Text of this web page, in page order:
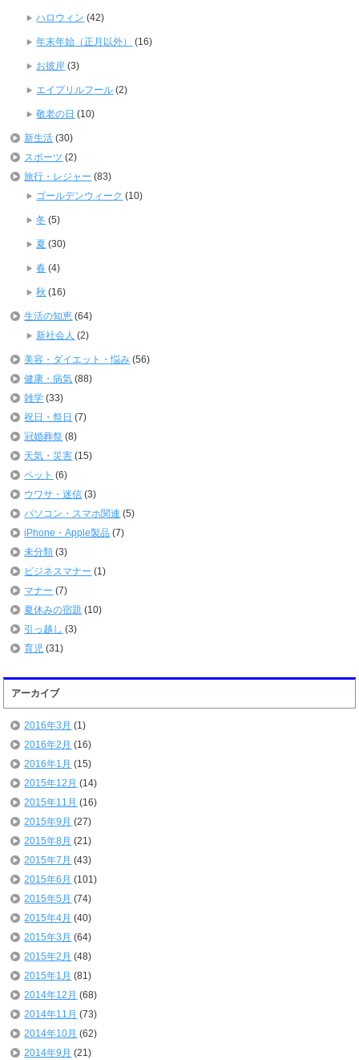
ハロウィン (42)
年末年始（正月以外） (16)
お彼岸 (3)
エイプリルフール (2)
敬老の日 (10)
新生活 (30)
スポーツ (2)
旅行・レジャー (83)
ゴールデンウィーク (10)
冬 (5)
夏 (30)
春 (4)
秋 (16)
生活の知恵 (64)
新社会人 (2)
美容・ダイエット・悩み (56)
健康・病気 (88)
雑学 (33)
祝日・祭日 (7)
冠婚葬祭 (8)
天気・災害 (15)
ペット (6)
ウワサ・迷信 (3)
パソコン・スマホ関連 (5)
iPhone・Apple製品 (7)
未分類 (3)
ビジネスマナー (1)
マナー (7)
夏休みの宿題 (10)
引っ越し (3)
育児 (31)
アーカイブ
2016年3月 (1)
2016年2月 (16)
2016年1月 (15)
2015年12月 (14)
2015年11月 (16)
2015年9月 (27)
2015年8月 (21)
2015年7月 (43)
2015年6月 (101)
2015年5月 (74)
2015年4月 (40)
2015年3月 (64)
2015年2月 (48)
2015年1月 (81)
2014年12月 (68)
2014年11月 (73)
2014年10月 (62)
2014年9月 (21)